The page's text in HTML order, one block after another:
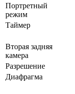
Портретный
режим
Таймер
Вторая задняя
камера
Разрешение
Диафрагма